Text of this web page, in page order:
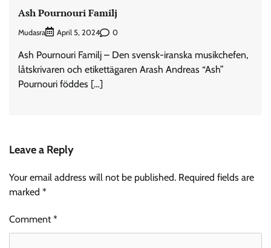
Ash Pournouri Familj
Mudasra April 5, 2024 0
Ash Pournouri Familj – Den svensk-iranska musikchefen,
låtskrivaren och etikettägaren Arash Andreas “Ash”
Pournouri föddes […]
Leave a Reply
Your email address will not be published. Required fields are
marked *
Comment*